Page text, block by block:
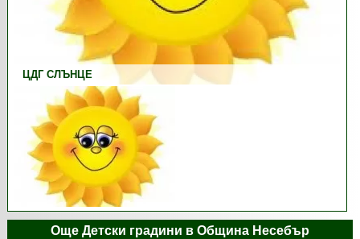
ЦДГ СЛЪНЦЕ
Още Детски градини в Община Несебър